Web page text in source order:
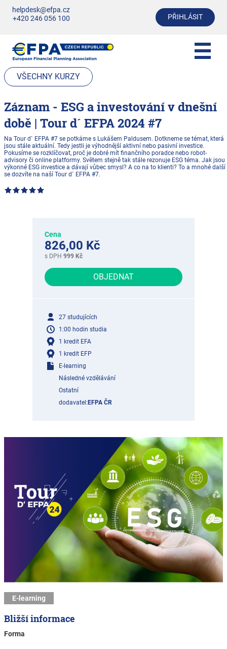
helpdesk@efpa.cz
+420 246 056 100
PŘIHLÁSIT
VŠECHNY KURZY
Záznam - ESG a investování v dnešní
době | Tour d´ EFPA 2024 #7
Na Tour d` EFPA #7 se potkáme s Lukášem Paldusem. Dotkneme se témat, která
jsou stále aktuální. Tedy jestli je výhodnější aktivní nebo pasivní investice.
Pokusíme se rozklíčovat, proč je dobré mít finančního poradce nebo robot-
advisory či online platformy. Světem stejně tak stále rezonuje ESG téma. Jak jsou
výkonné ESG investice a dávají vůbec smysl? A co na to klienti? To a mnohé další
se dozvíte na naší Tour d` EFPA #7.
E-learning
Bližší informace
Forma
Cena
826,00 Kč
s DPH 999 Kč
OBJEDNAT
27 studujících
1:00 hodin studia
1 kredit EFA
1 kredit EFP
E-learning
Následné vzdělávání
Ostatní
dodavatel: EFPA ČR